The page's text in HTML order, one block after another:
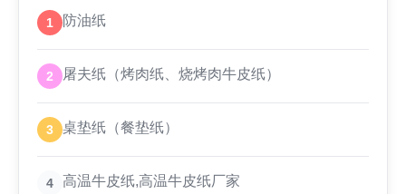
1 防油纸
2 屠夫纸（烤肉纸、烧烤肉牛皮纸）
3 桌垫纸（餐垫纸）
4 高温牛皮纸,高温牛皮纸厂家